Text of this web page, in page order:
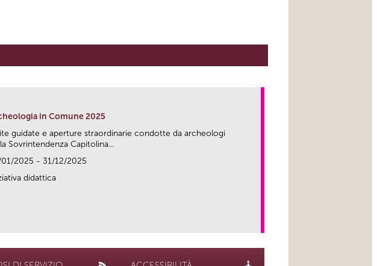
in Comune 2025
guidate e aperture straordinarie condotte da archeologi
Sovrintendenza Capitolina...
2025 - 31/12/2025
didattica